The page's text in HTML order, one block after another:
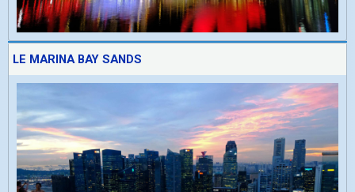
LE MARINA BAY SANDS